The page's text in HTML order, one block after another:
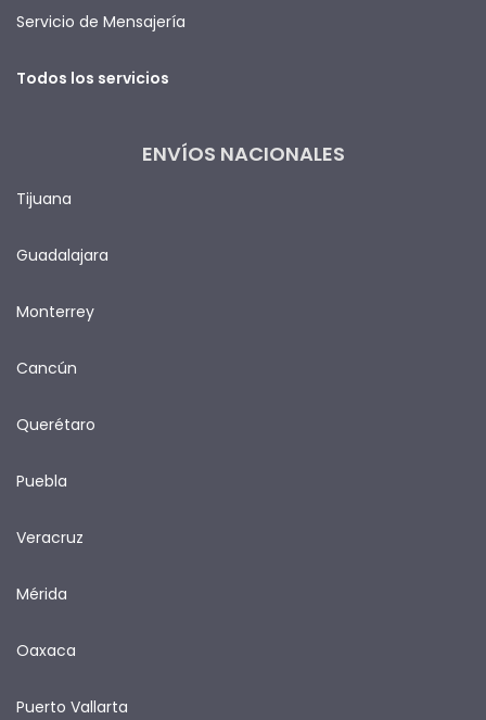
Servicio de Mensajería
Todos los servicios
ENVÍOS NACIONALES
Tijuana
Guadalajara
Monterrey
Cancún
Querétaro
Puebla
Veracruz
Mérida
Oaxaca
Puerto Vallarta